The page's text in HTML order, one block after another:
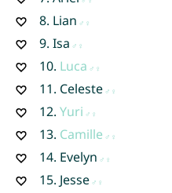
8. Lian
9. Isa
10. Luca
11. Celeste
12. Yuri
13. Camille
14. Evelyn
15. Jesse